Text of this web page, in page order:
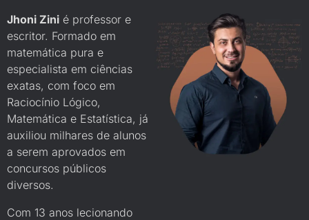
Jhoni Zini é professor e
escritor. Formado em
matemática pura e
especialista em ciências
exatas, com foco em
Raciocínio Lógico,
Matemática e Estatística, já
auxiliou milhares de alunos
a serem aprovados em
concursos públicos
diversos.
Com 13 anos lecionando